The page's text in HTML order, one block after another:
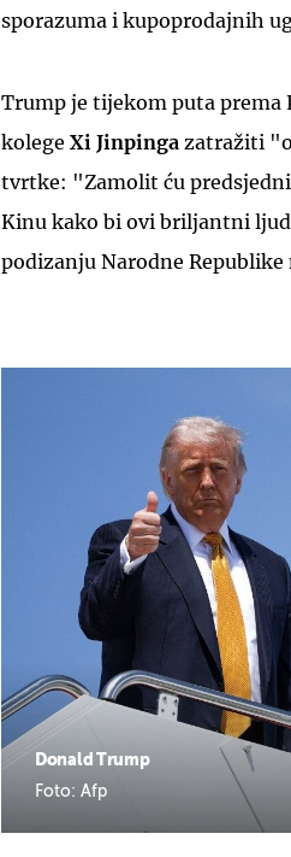
sporazuma i kupoprodajnih
Trump je tijekom puta prema
kolege Xi Jinpinga zatražiti
tvrtke: "Zamolit ću
Kinu kako bi ovi briljantni
podizanju Narodne
Donald Trump
Foto: Afp